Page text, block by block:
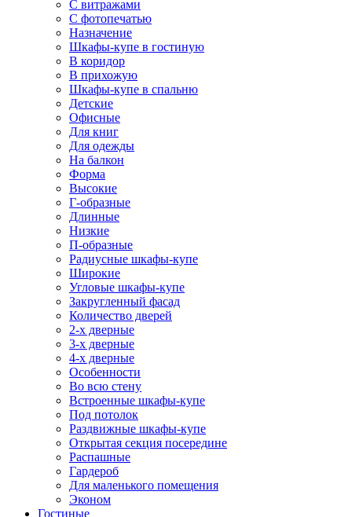
С витражами
С фотопечатью
Назначение
Шкафы-купе в гостиную
В коридор
В прихожую
Шкафы-купе в спальню
Детские
Офисные
Для книг
Для одежды
На балкон
Форма
Высокие
Г-образные
Длинные
Низкие
П-образные
Радиусные шкафы-купе
Широкие
Угловые шкафы-купе
Закругленный фасад
Количество дверей
2-х дверные
3-х дверные
4-х дверные
Особенности
Во всю стену
Встроенные шкафы-купе
Под потолок
Раздвижные шкафы-купе
Открытая секция посередине
Распашные
Гардероб
Для маленького помещения
Эконом
Гостиные